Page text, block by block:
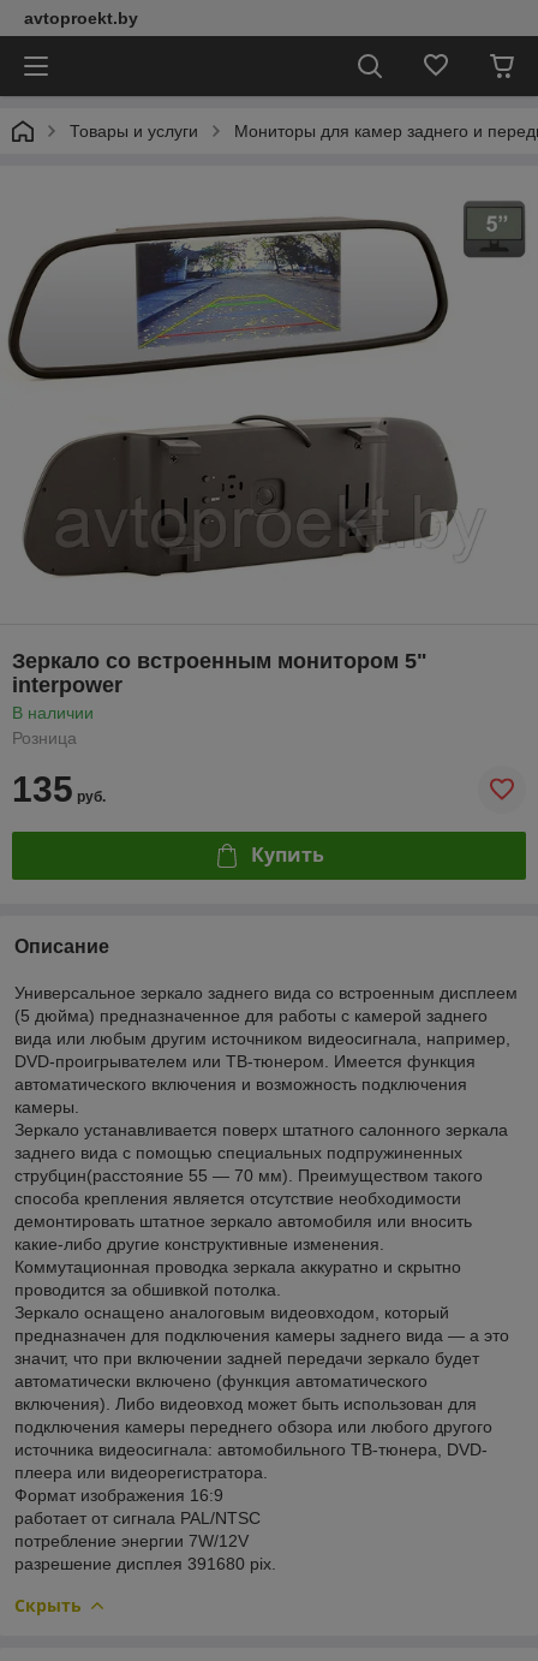
avtoproekt.by
Товары и услуги Мониторы для камер заднего и
Зеркало со встроенным монитором 5"
interpower
В наличии
Розница
135 руб.
Купить
Описание
Универсальное зеркало заднего вида со встроенным дисплеем
(5 дюйма) предназначенное для работы с камерой заднего
вида или любым другим источником видеосигнала, например,
DVD-проигрывателем или ТВ-тюнером. Имеется функция
автоматического включения и возможность подключения
камеры.
Зеркало устанавливается поверх штатного салонного зеркала
заднего вида с помощью специальных подпружиненных
струбцин(расстояние 55 — 70 мм). Преимуществом такого
способа крепления является отсутствие необходимости
демонтировать штатное зеркало автомобиля или вносить
какие-либо другие конструктивные изменения.
Коммутационная проводка зеркала аккуратно и скрытно
проводится за обшивкой потолка.
Зеркало оснащено аналоговым видеовходом, который
предназначен для подключения камеры заднего вида — а это
значит, что при включении задней передачи зеркало будет
автоматически включено (функция автоматического
включения). Либо видеовход может быть использован для
подключения камеры переднего обзора или любого другого
источника видеосигнала: автомобильного ТВ-тюнера, DVD-
плеера или видеорегистратора.
Формат изображения 16:9
работает от сигнала PAL/NTSC
потребление энергии 7W/12V
разрешение дисплея 391680 pix.
Скрыть